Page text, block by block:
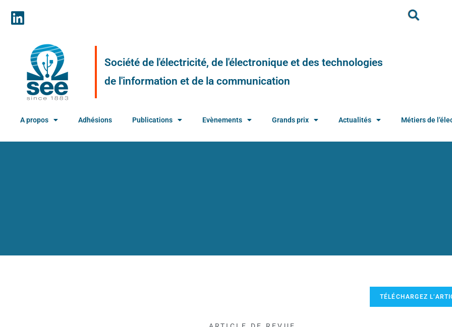
Société de l'électricité, de l'électronique et des technologies
de l'information et de la communication
A propos Adhésions Publications Evènements Grands prix Actualités Métiers de
TÉLÉCHARGEZ